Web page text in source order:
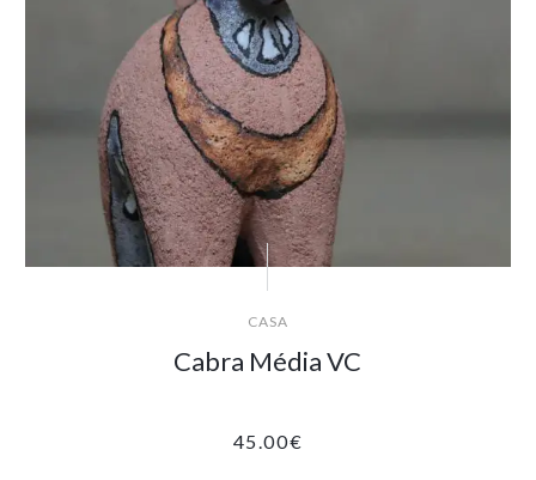
CASA
Cabra Média VC
45.00€